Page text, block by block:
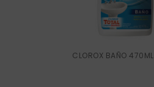
CLOROX BAÑO 470ML